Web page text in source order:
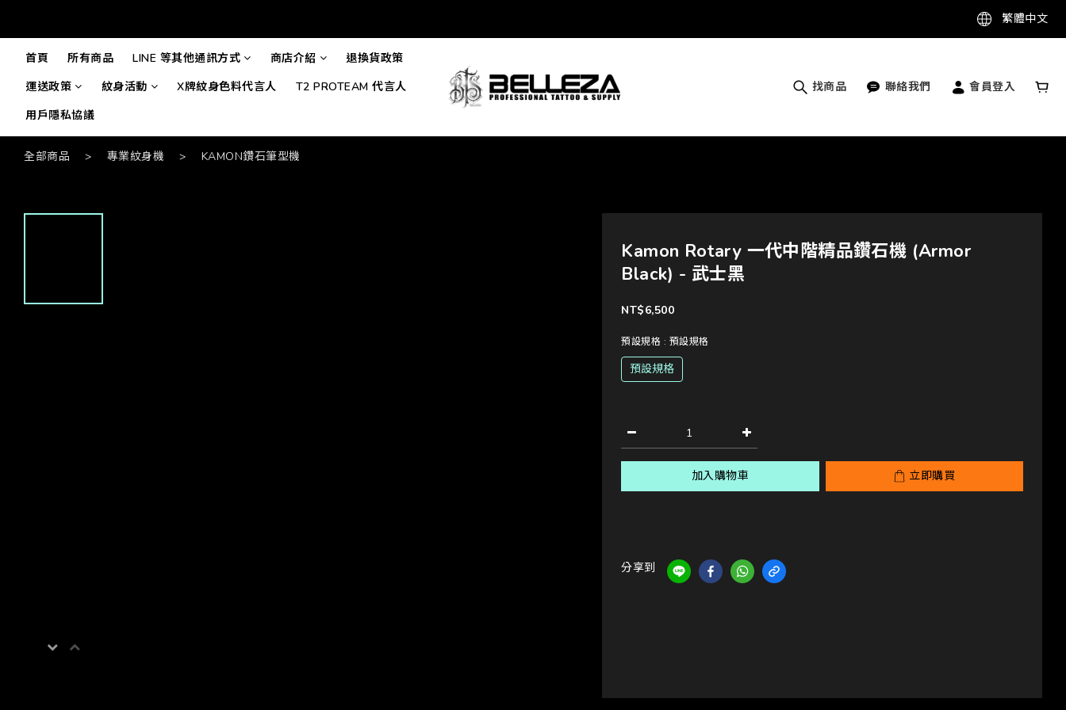
繁體中文
首頁 所有商品 LINE 等其他通訊方式 商店介紹
退換貨政策
運送政策
紋身活動 X牌紋身色料代言人
T2 PROTEAM 代言人
用戶隱私協議
找商品 聯絡我們 會員登入
全部商品 > 專業紋身機 > KAMON鑽石筆型機
Kamon Rotary 一代中階精品鑽石機 (Armor
Black) - 武士黑
NT$6,500
預設規格 : 預設規格
預設規格
加入購物車 立即購買
分享到